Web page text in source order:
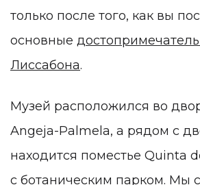
только после того, как вы
основные
Лиссабона.
Музей расположился во
Angeja-Palmela, а рядом с
находится поместье Quinta
с ботаническим парком. Мы